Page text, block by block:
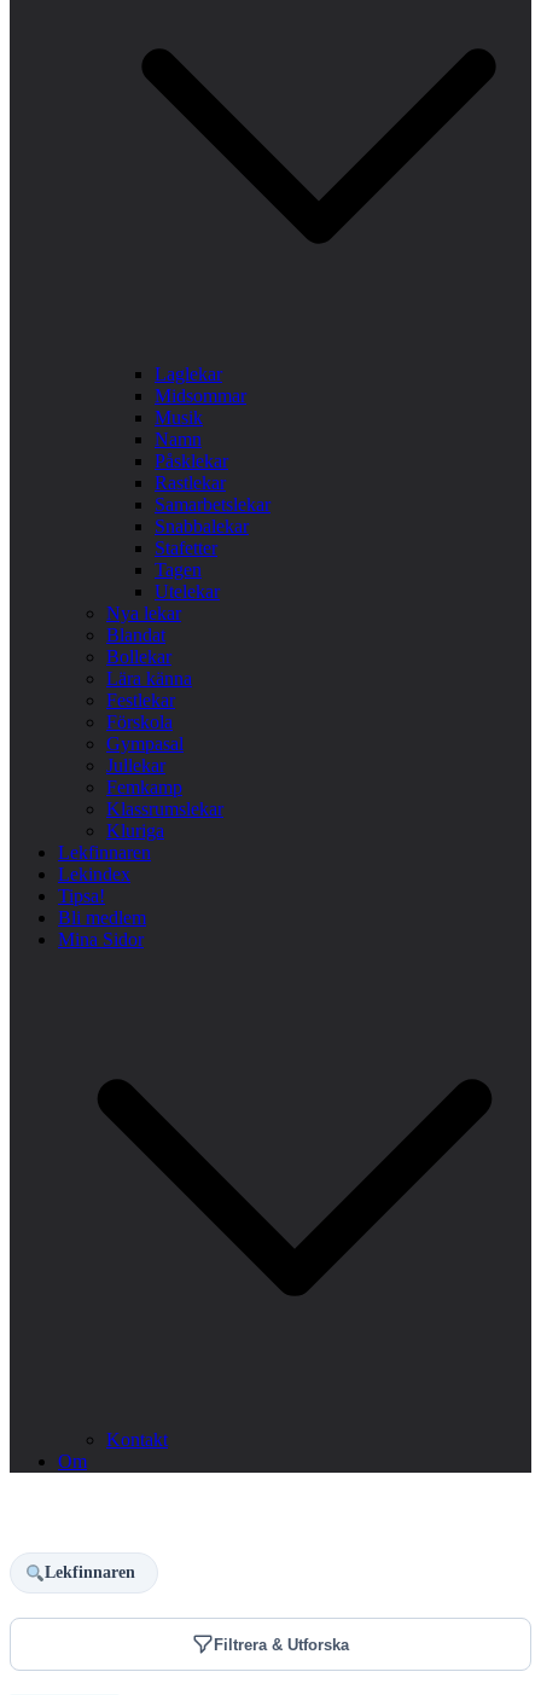
Laglekar
Midsommar
Musik
Namn
Påsklekar
Rastlekar
Samarbetslekar
Snabbalekar
Stafetter
Tagen
Utelekar
Nya lekar
Blandat
Bollekar
Lära känna
Festlekar
Förskola
Gympasal
Jullekar
Femkamp
Klassrumslekar
Kluriga
Lekfinnaren
Lekindex
Tipsa!
Bli medlem
Mina Sidor
Kontakt
Om
Lekfinnaren
Filtrera & Utforska